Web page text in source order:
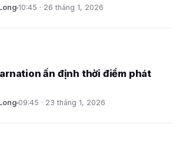
10:45 · 26 tháng 1, 2026
ấn định thời điểm phát
09:45 · 23 tháng 1, 2026